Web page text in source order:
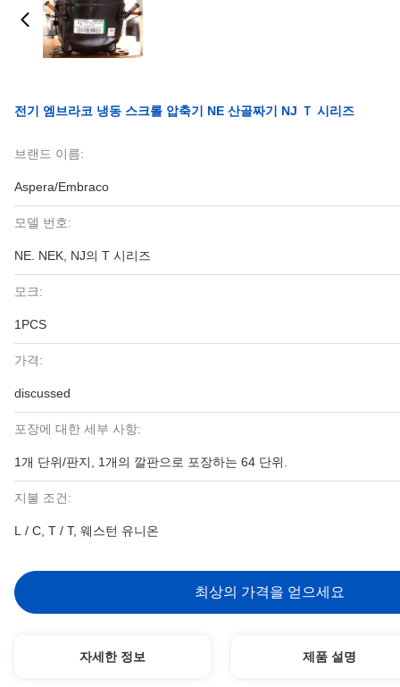
전기 엠브라코 냉동 스크롤 압축기 NE 산골짜기 NJ Ｔ 시리즈
브랜드 이름:
Aspera/Embraco
모델 번호:
NE. NEK, NJ의 T 시리즈
모크:
1PCS
가격:
discussed
포장에 대한 세부 사항:
1개 단위/판지, 1개의 깔판으로 포장하는 64 단위.
지불 조건:
L / C, T / T, 웨스턴 유니온
최상의 가격을 얻으세요
자세한 정보 제품 설명